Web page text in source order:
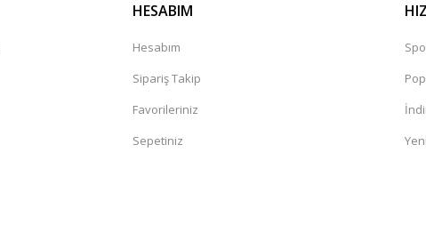
HESABIM
Hesabım
Sipariş Takip
Favorileriniz
Sepetiniz